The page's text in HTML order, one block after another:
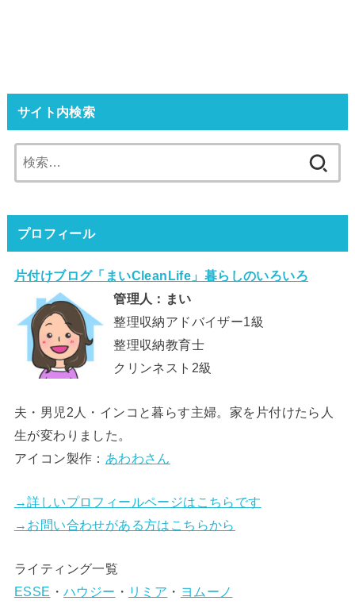
サイト内検索
索:
プロフィール
片付けブログ「まいCleanLife」暮らしのいろいろ
管理人：まい
整理収納アドバイザー1級
整理収納教育士
クリンネスト2級
夫・男児2人・インコと暮らす主婦。家を片付けたら人
生が変わりました。
アイコン製作： あわわさん
→詳しいプロフィールページはこちらです
→お問い合わせがある方はこちらから
ライティング一覧
ESSE ・ ハウジー ・ リミア ・ ヨムーノ